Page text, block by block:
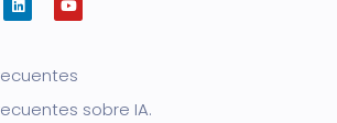
sobre IA.